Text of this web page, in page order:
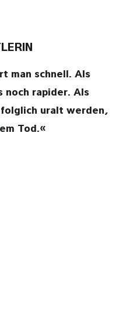
man schnell. Als
noch rapider. Als
uralt werden,
Tod.«